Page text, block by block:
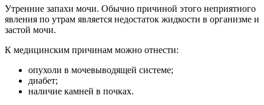
Утренние запахи мочи. Обычно причиной этого неприятного
явления по утрам является недостаток жидкости в организме и
застой мочи.
К медицинским причинам можно отнести:
опухоли в мочевыводящей системе;
диабет;
наличие камней в почках.